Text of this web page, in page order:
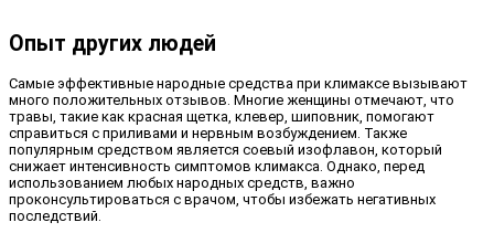
Опыт других людей
Самые эффективные народные средства при климаксе вызывают
много положительных отзывов. Многие женщины отмечают, что
травы, такие как красная щетка, клевер, шиповник, помогают
справиться с приливами и нервным возбуждением. Также
популярным средством является соевый изофлавон, который
снижает интенсивность симптомов климакса. Однако, перед
использованием любых народных средств, важно
проконсультироваться с врачом, чтобы избежать негативных
последствий.